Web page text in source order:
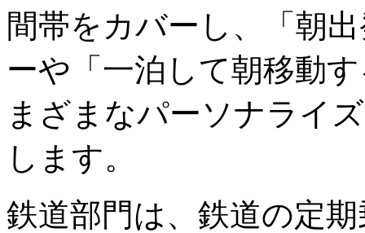
間帯をカバーし、「朝
ーや「一泊して朝移動
まざまなパーソナライ
します。
鉄道部門は、鉄道の定